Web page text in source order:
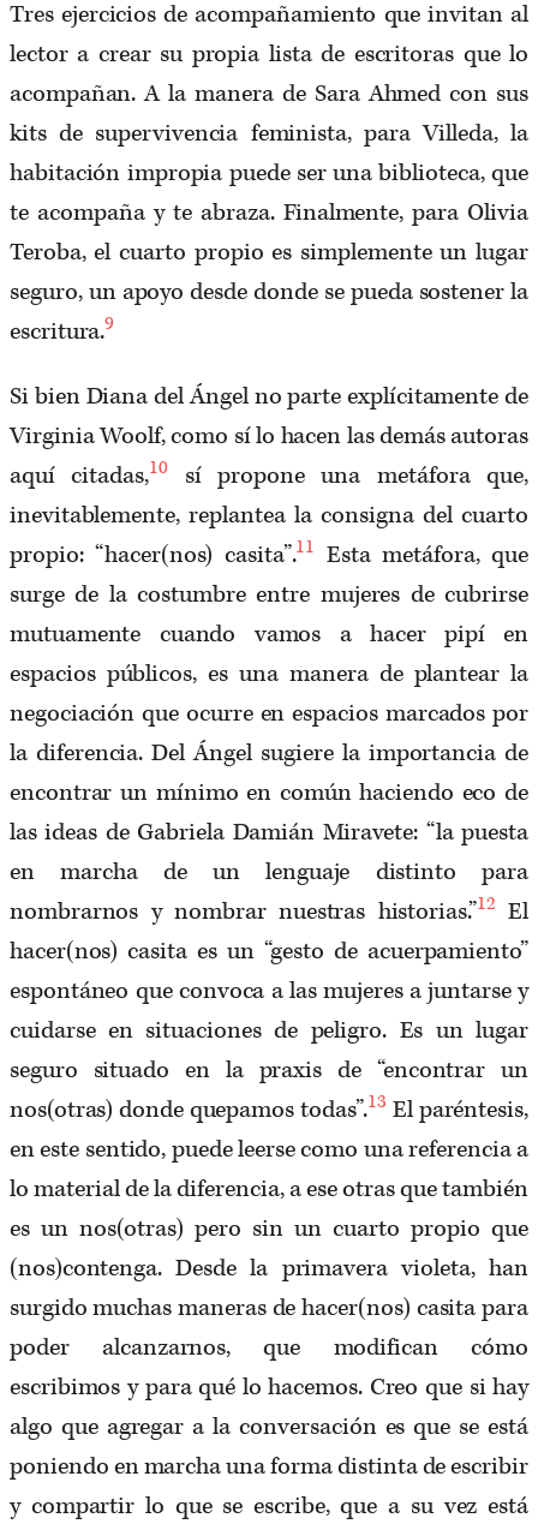
Tres ejercicios de acompañamiento que invitan al
lector a crear su propia lista de escritoras que lo
acompañan. A la manera de Sara Ahmed con sus
kits de supervivencia feminista, para Villeda, la
habitación impropia puede ser una biblioteca, que
te acompaña y te abraza. Finalmente, para Olivia
Teroba, el cuarto propio es simplemente un lugar
seguro, un apoyo desde donde se pueda sostener la
escritura.9
Si bien Diana del Ángel no parte explícitamente de
Virginia Woolf, como sí lo hacen las demás autoras
aquí citadas,10sí propone una metáfora que,
inevitablemente, replantea la consigna del cuarto
propio: “hacer(nos) casita”.11 Esta metáfora, que
surge de la costumbre entre mujeres de cubrirse
mutuamente cuando vamos a hacer pipí en
espacios públicos, es una manera de plantear la
negociación que ocurre en espacios marcados por
la diferencia. Del Ángel sugiere la importancia de
encontrar un mínimo en común haciendo eco de
las ideas de Gabriela Damián Miravete: “la puesta
en marcha de un lenguaje distinto para
nombrarnos y nombrar nuestras historias.”12 El
hacer(nos) casita es un “gesto de acuerpamiento”
espontáneo que convoca a las mujeres a juntarse y
cuidarse en situaciones de peligro. Es un lugar
seguro situado en la praxis de “encontrar un
nos(otras) donde quepamos todas”.13 El paréntesis,
en este sentido, puede leerse como una referencia a
lo material de la diferencia, a ese otras que también
es un nos(otras) pero sin un cuarto propio que
(nos)contenga. Desde la primavera violeta, han
surgido muchas maneras de hacer(nos) casita para
poder alcanzarnos, que modifican cómo
escribimos y para qué lo hacemos. Creo que si hay
algo que agregar a la conversación es que se está
poniendo en marcha una forma distinta de escribir
y compartir lo que se escribe, que a su vez está